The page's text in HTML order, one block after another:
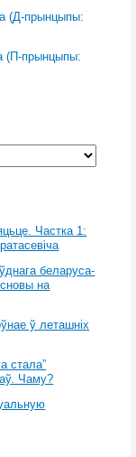
(Д-прынцыпы:
(П-прынцыпы:
Частка 1:
беларуса-
на
ў леташніх
стала”
Чаму?